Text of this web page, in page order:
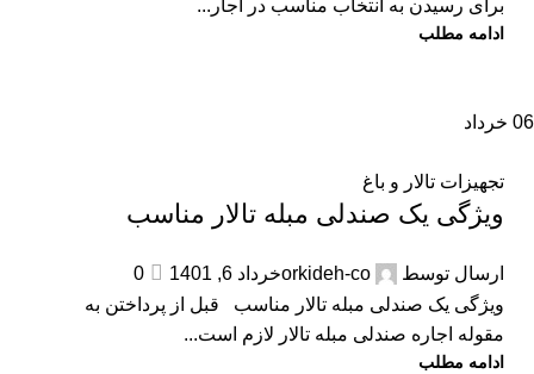
برای رسیدن به انتخاب مناسب در اجار...
ادامه مطلب
06 خرداد
تجهیزات تالار و باغ
ویژگی یک صندلی مبله تالار مناسب
ارسال توسط orkideh-coخرداد 6, 1401
0
ویژگی یک صندلی مبله تالار مناسب قبل از پرداختن به
مقوله اجاره صندلی مبله تالار لازم است...
ادامه مطلب